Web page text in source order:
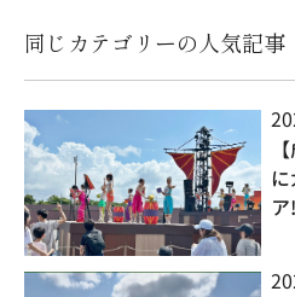
同じカテゴリーの人気記事